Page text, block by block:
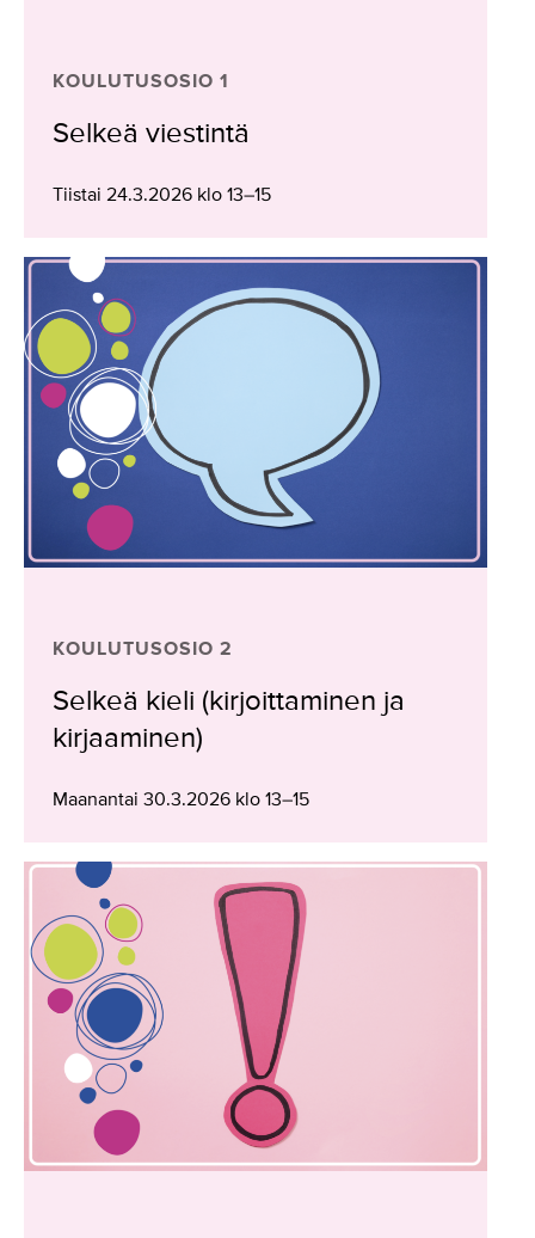
KOULUTUSOSIO 1
Selkeä viestintä
Tiistai 24.3.2026 klo 13–15
KOULUTUSOSIO 2
Selkeä kieli (kirjoittaminen ja
kirjaaminen)
Maanantai 30.3.2026 klo 13–15